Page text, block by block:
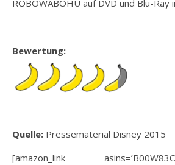
ROBOWABOHU auf DVD und Blu-Ray
Bewertung:
Quelle: Pressematerial Disney 2015
[amazon_link